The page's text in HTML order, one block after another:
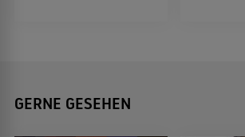
GERNE GESEHEN